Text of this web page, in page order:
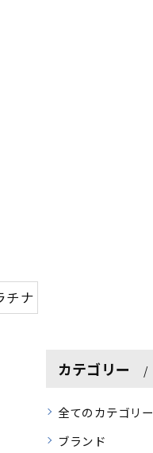
チナ
カテゴリー
全てのカテゴリー
ブランド